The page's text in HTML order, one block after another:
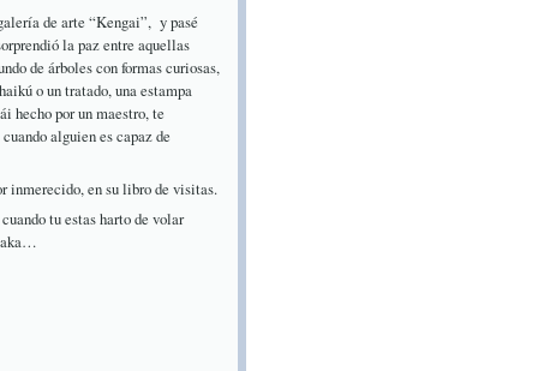
de arte “Kengai”, y pasé
la paz entre aquellas
de árboles con formas curiosas,
o un tratado, una estampa
hecho por un maestro, te
alguien es capaz de
inmerecido, en su libro de visitas.
tu estas harto de volar